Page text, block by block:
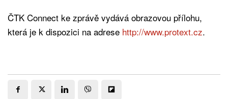
ČTK Connect ke zprávě vydává obrazovou přílohu,
která je k dispozici na adrese http://www.protext.cz.